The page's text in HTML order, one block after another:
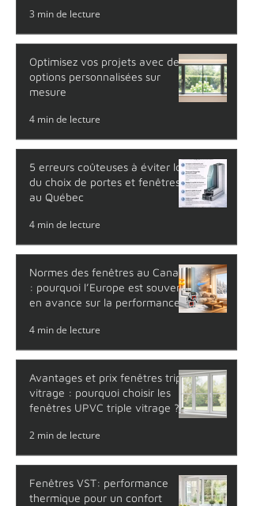
rapide avec l'application
WindowSnap Pro
3 min de lecture
options personnalisées sur
mesure
4 min de lecture
du choix de portes et fenêtres
au Québec
4 min de lecture
: pourquoi l’Europe est souvent
en avance sur la performance
thermique
4 min de lecture
vitrage : pourquoi choisir les
fenêtres UPVC triple vitrage ?
2 min de lecture